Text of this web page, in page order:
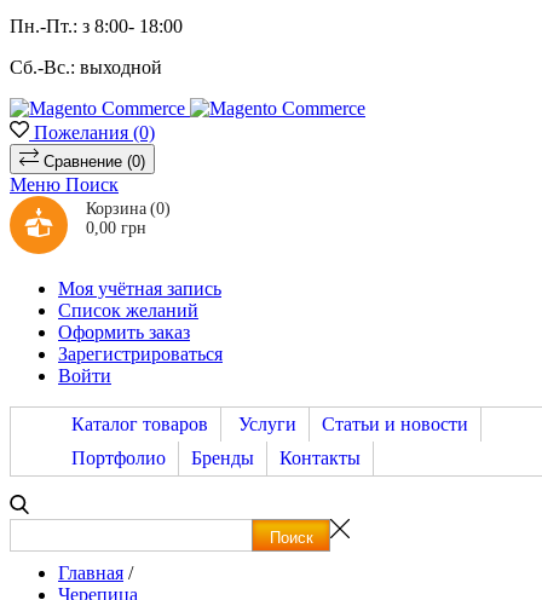
Пн.-Пт.: з 8:00- 18:00
Сб.-Вс.: выходной
Пожелания (0)
Сравнение (0)
Меню Поиск
Корзина (0)
0,00 грн
Моя учётная запись
Список желаний
Оформить заказ
Зарегистрироваться
Войти
Каталог товаров Услуги
Статьи и новости
Портфолио
Бренды Контакты
Главная /
Черепица